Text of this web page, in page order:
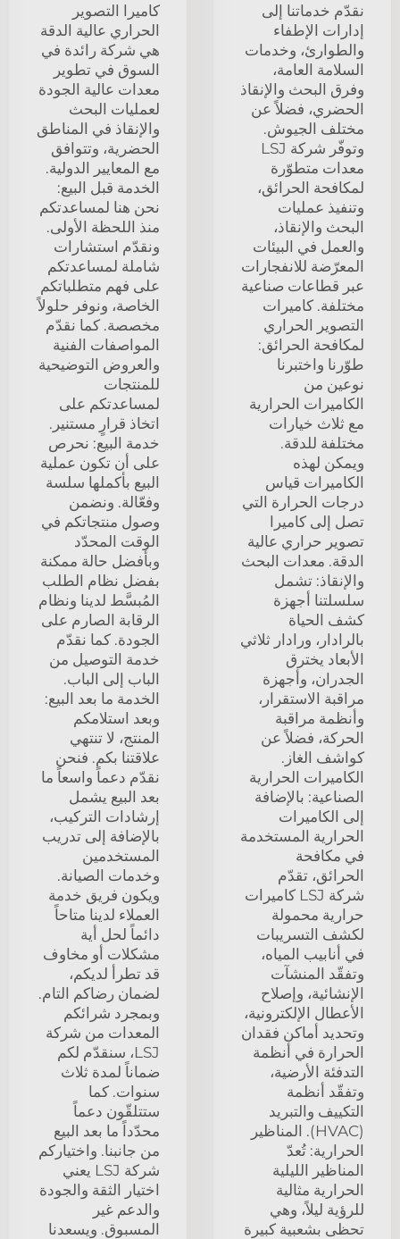
نقدّم خدماتنا إلى
إدارات الإطفاء
والطوارئ، وخدمات
السلامة العامة،
وفرق البحث والإنقاذ
الحضري، فضلاً عن
مختلف الجيوش.
وتوفّر شركة LSJ
معدات متطوّرة
لمكافحة الحرائق،
وتنفيذ عمليات
البحث والإنقاذ،
والعمل في البيئات
المعرّضة للانفجارات
عبر قطاعات صناعية
مختلفة. كاميرات
التصوير الحراري
لمكافحة الحرائق:
طوّرنا واختبرنا
نوعين من
الكاميرات الحرارية
مع ثلاث خيارات
مختلفة للدقة.
ويمكن لهذه
الكاميرات قياس
درجات الحرارة التي
تصل إلى كاميرا
تصوير حراري عالية
الدقة. معدات البحث
والإنقاذ: تشمل
سلسلتنا أجهزة
كشف الحياة
بالرادار، ورادار ثلاثي
الأبعاد يخترق
الجدران، وأجهزة
مراقبة الاستقرار،
وأنظمة مراقبة
الحركة، فضلاً عن
كواشف الغاز.
الكاميرات الحرارية
الصناعية: بالإضافة
إلى الكاميرات
الحرارية المستخدمة
في مكافحة
الحرائق، تقدّم
شركة LSJ كاميرات
حرارية محمولة
لكشف التسريبات
في أنابيب المياه،
وتفقّد المنشآت
الإنشائية، وإصلاح
الأعطال الإلكترونية،
وتحديد أماكن فقدان
الحرارة في أنظمة
التدفئة الأرضية،
وتفقّد أنظمة
التكييف والتبريد
(HVAC). المناظير
الحرارية: تُعدّ
المناظير الليلية
الحرارية مثالية
للرؤية ليلاً، وهي
تحظى بشعبية كبيرة
كاميرا التصوير
الحراري عالية الدقة
هي شركة رائدة في
السوق في تطوير
معدات عالية الجودة
لعمليات البحث
والإنقاذ في المناطق
الحضرية، وتتوافق
مع المعايير الدولية.
الخدمة قبل البيع:
نحن هنا لمساعدتكم
منذ اللحظة الأولى.
ونقدّم استشارات
شاملة لمساعدتكم
على فهم متطلباتكم
الخاصة، ونوفر حلولاً
مخصصة. كما نقدّم
المواصفات الفنية
والعروض التوضيحية
للمنتجات
لمساعدتكم على
اتخاذ قرارٍ مستنير.
خدمة البيع: نحرص
على أن تكون عملية
البيع بأكملها سلسة
وفعّالة. ونضمن
وصول منتجاتكم في
الوقت المحدّد
وبأفضل حالة ممكنة
بفضل نظام الطلب
المُبسَّط لدينا ونظام
الرقابة الصارم على
الجودة. كما نقدّم
خدمة التوصيل من
الباب إلى الباب.
الخدمة ما بعد البيع:
وبعد استلامكم
المنتج، لا تنتهي
علاقتنا بكم. فنحن
نقدّم دعماً واسعاً ما
بعد البيع يشمل
إرشادات التركيب،
بالإضافة إلى تدريب
المستخدمين
وخدمات الصيانة.
ويكون فريق خدمة
العملاء لدينا متاحاً
دائماً لحل أية
مشكلات أو مخاوف
قد تطرأ لديكم،
لضمان رضاكم التام.
وبمجرد شرائكم
المعدات من شركة
LSJ، سنقدّم لكم
ضماناً لمدة ثلاث
سنوات. كما
ستتلقّون دعماً
محدّداً ما بعد البيع
من جانبنا. واختياركم
شركة LSJ يعني
اختيار الثقة والجودة
والدعم غير
المسبوق. ويسعدنا